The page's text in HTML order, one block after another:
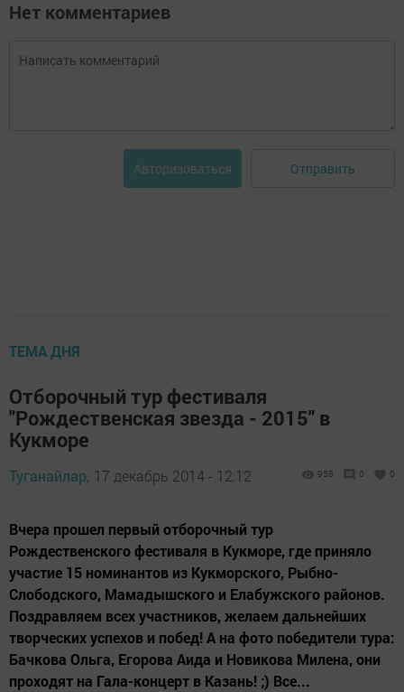
Нет комментариев
Авторизоваться Отправить
ТЕМА ДНЯ
Отборочный тур фестиваля
"Рождественская звезда - 2015" в
Кукморе
Туганайлар, 17 декабрь 2014 - 12:12 958 0 0
Вчера прошел первый отборочный тур
Рождественского фестиваля в Кукморе, где приняло
участие 15 номинантов из Кукморского, Рыбно-
Слободского, Мамадышского и Елабужского районов.
Поздравляем всех участников, желаем дальнейших
творческих успехов и побед! А на фото победители тура:
Бачкова Ольга, Егорова Аида и Новикова Милена, они
проходят на Гала-концерт в Казань! ;) Все...